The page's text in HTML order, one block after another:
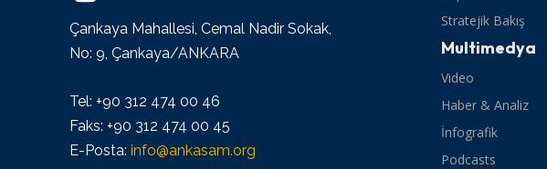
Çankaya Mahallesi, Cemal Nadir Sokak,
No: 9, Çankaya/ANKARA
Tel: +90 312 474 00 46
Faks: +90 312 474 00 45
E-Posta: info@ankasam.org
Stratejik Bakış
Multimedya
Video
Haber & Analiz
İnfografik
Podcasts